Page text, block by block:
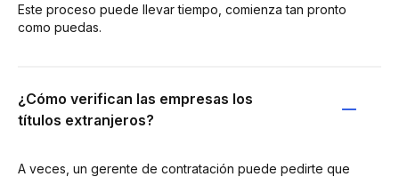
Este proceso puede llevar tiempo, comienza tan pronto
como puedas.
¿Cómo verifican las empresas los
títulos extranjeros?
A veces, un gerente de contratación puede pedirte que